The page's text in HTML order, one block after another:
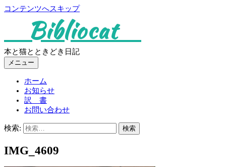
コンテンツへスキップ
Bibliocat
本と猫とときどき日記
メニュー
ホーム
お知らせ
訳 書
お問い合わせ
検索:
IMG_4609